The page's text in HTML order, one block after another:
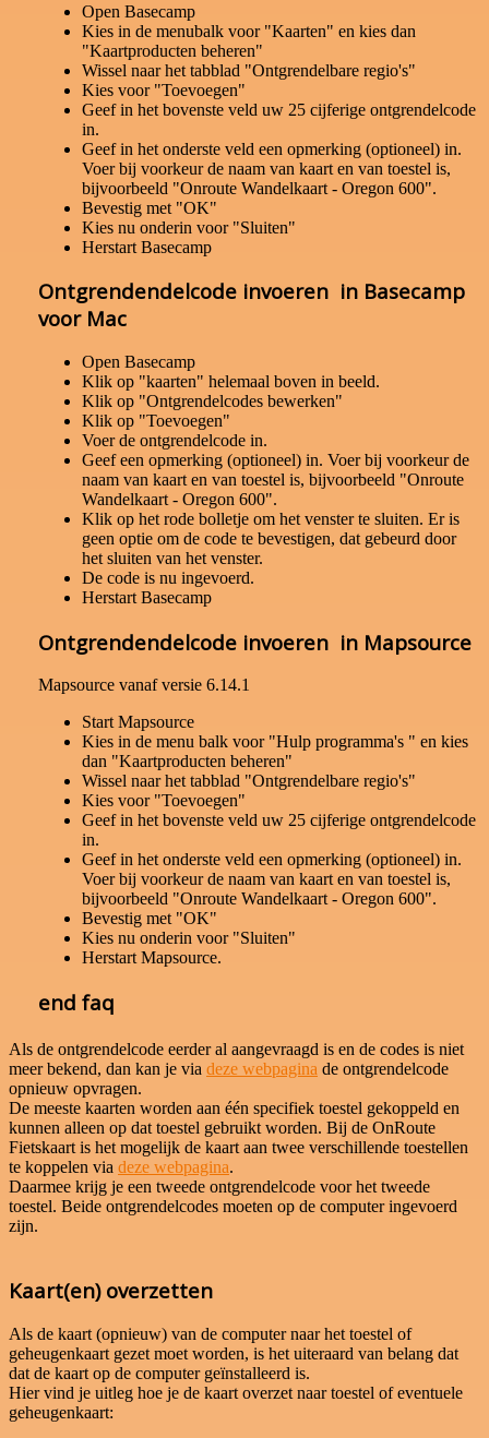
Open Basecamp
Kies in de menubalk voor "Kaarten" en kies dan
"Kaartproducten beheren"
Wissel naar het tabblad "Ontgrendelbare regio's"
Kies voor "Toevoegen"
Geef in het bovenste veld uw 25 cijferige ontgrendelcode
in.
Geef in het onderste veld een opmerking (optioneel) in.
Voer bij voorkeur de naam van kaart en van toestel is,
bijvoorbeeld "Onroute Wandelkaart - Oregon 600".
Bevestig met "OK"
Kies nu onderin voor "Sluiten"
Herstart Basecamp
Ontgrendendelcode invoeren in Basecamp
voor Mac
Open Basecamp
Klik op "kaarten" helemaal boven in beeld.
Klik op "Ontgrendelcodes bewerken"
Klik op "Toevoegen"
Voer de ontgrendelcode in.
Geef een opmerking (optioneel) in. Voer bij voorkeur de
naam van kaart en van toestel is, bijvoorbeeld "Onroute
Wandelkaart - Oregon 600".
Klik op het rode bolletje om het venster te sluiten. Er is
geen optie om de code te bevestigen, dat gebeurd door
het sluiten van het venster.
De code is nu ingevoerd.
Herstart Basecamp
Ontgrendendelcode invoeren in Mapsource
Mapsource vanaf versie 6.14.1
Start Mapsource
Kies in de menu balk voor "Hulp programma's " en kies
dan "Kaartproducten beheren"
Wissel naar het tabblad "Ontgrendelbare regio's"
Kies voor "Toevoegen"
Geef in het bovenste veld uw 25 cijferige ontgrendelcode
in.
Geef in het onderste veld een opmerking (optioneel) in.
Voer bij voorkeur de naam van kaart en van toestel is,
bijvoorbeeld "Onroute Wandelkaart - Oregon 600".
Bevestig met "OK"
Kies nu onderin voor "Sluiten"
Herstart Mapsource.
end faq
Als de ontgrendelcode eerder al aangevraagd is en de codes is niet
meer bekend, dan kan je via deze webpagina de ontgrendelcode
opnieuw opvragen.
De meeste kaarten worden aan één specifiek toestel gekoppeld en
kunnen alleen op dat toestel gebruikt worden. Bij de OnRoute
Fietskaart is het mogelijk de kaart aan twee verschillende toestellen
te koppelen via deze webpagina.
Daarmee krijg je een tweede ontgrendelcode voor het tweede
toestel. Beide ontgrendelcodes moeten op de computer ingevoerd
zijn.
Kaart(en) overzetten
Als de kaart (opnieuw) van de computer naar het toestel of
geheugenkaart gezet moet worden, is het uiteraard van belang dat
dat de kaart op de computer geïnstalleerd is.
Hier vind je uitleg hoe je de kaart overzet naar toestel of eventuele
geheugenkaart: